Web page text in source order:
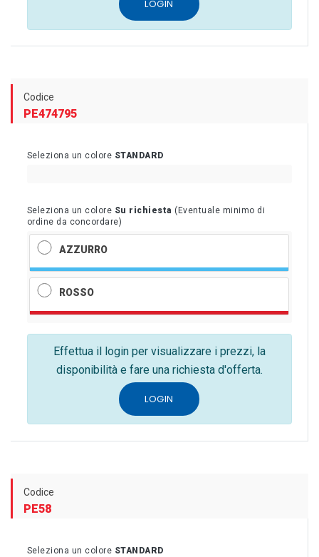
LOGIN
Codice
PE474795
Seleziona un colore STANDARD
Seleziona un colore Su richiesta (Eventuale minimo di
ordine da concordare)
AZZURRO
ROSSO
Effettua il login per visualizzare i prezzi, la
disponibilità e fare una richiesta d'offerta.
LOGIN
Codice
PE58
Seleziona un colore STANDARD